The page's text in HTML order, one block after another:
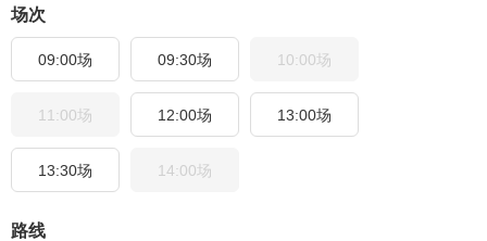
场次
09:00场 09:30场 10:00场
11:00场 12:00场 13:00场
13:30场 14:00场
路线